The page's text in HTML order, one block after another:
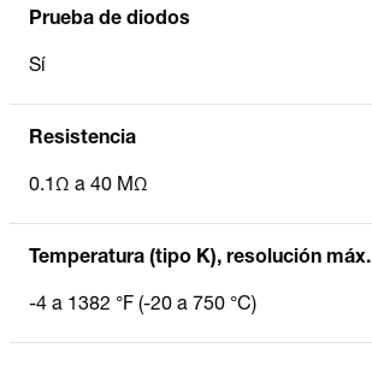
Prueba de diodos
Sí
Resistencia
0.1Ω a 40 MΩ
Temperatura (tipo K), resolución máx.
-4 a 1382 °F (-20 a 750 °C)